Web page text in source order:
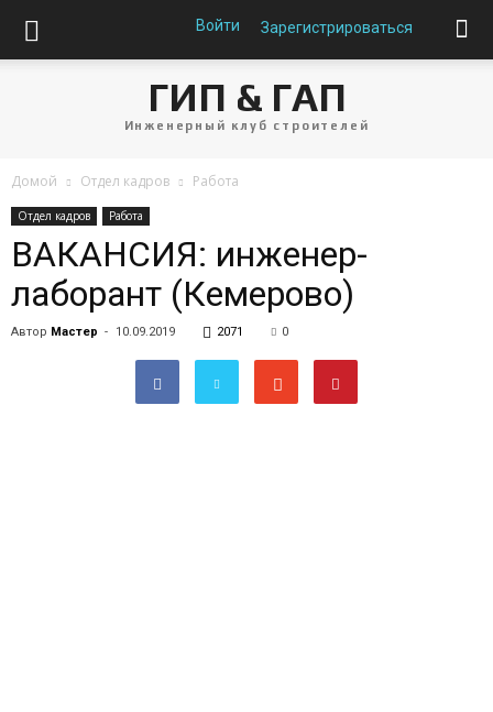
Войти Зарегистрироваться
ГИП & ГАП
Инженерный клуб строителей
Домой Отдел кадров Работа
Отдел кадров Работа
ВАКАНСИЯ: инженер-
лаборант (Кемерово)
Автор Мастер - 10.09.2019 2071 0